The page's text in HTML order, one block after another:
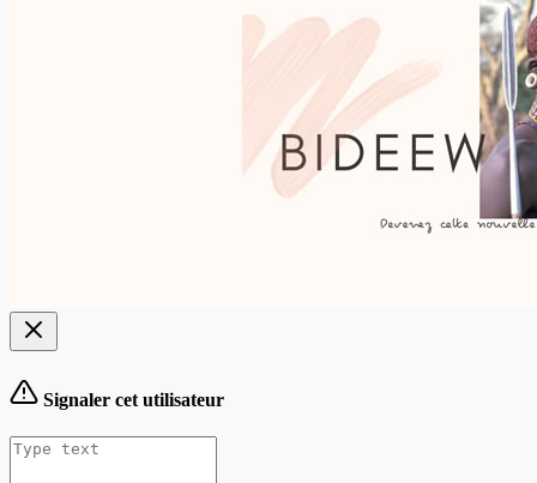
Signaler cet utilisateur